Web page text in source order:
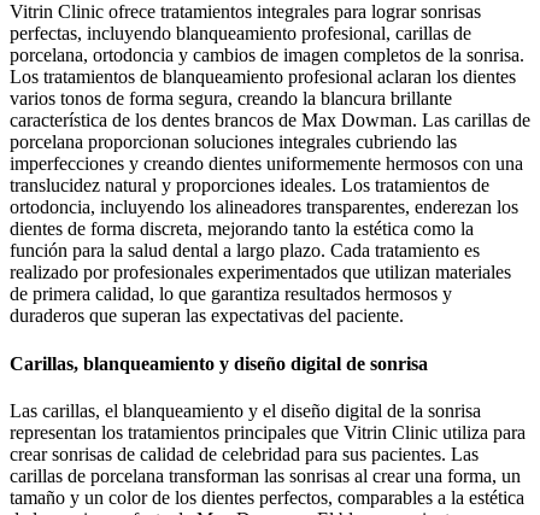
Vitrin Clinic ofrece tratamientos integrales para lograr sonrisas
perfectas, incluyendo blanqueamiento profesional, carillas de
porcelana, ortodoncia y cambios de imagen completos de la sonrisa.
Los tratamientos de blanqueamiento profesional aclaran los dientes
varios tonos de forma segura, creando la blancura brillante
característica de los dentes brancos de Max Dowman. Las carillas de
porcelana proporcionan soluciones integrales cubriendo las
imperfecciones y creando dientes uniformemente hermosos con una
translucidez natural y proporciones ideales. Los tratamientos de
ortodoncia, incluyendo los alineadores transparentes, enderezan los
dientes de forma discreta, mejorando tanto la estética como la
función para la salud dental a largo plazo. Cada tratamiento es
realizado por profesionales experimentados que utilizan materiales
de primera calidad, lo que garantiza resultados hermosos y
duraderos que superan las expectativas del paciente.
Carillas, blanqueamiento y diseño digital de sonrisa
Las carillas, el blanqueamiento y el diseño digital de la sonrisa
representan los tratamientos principales que Vitrin Clinic utiliza para
crear sonrisas de calidad de celebridad para sus pacientes. Las
carillas de porcelana transforman las sonrisas al crear una forma, un
tamaño y un color de los dientes perfectos, comparables a la estética